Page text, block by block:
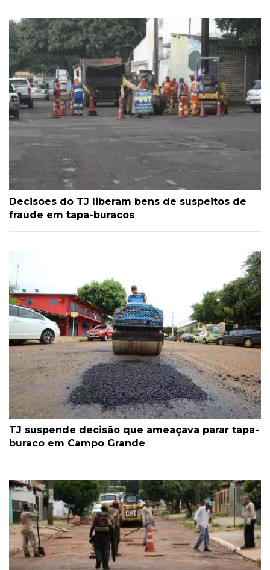
Decisões do TJ liberam bens de suspeitos de
fraude em tapa-buracos
TJ suspende decisão que ameaçava parar tapa-
buraco em Campo Grande